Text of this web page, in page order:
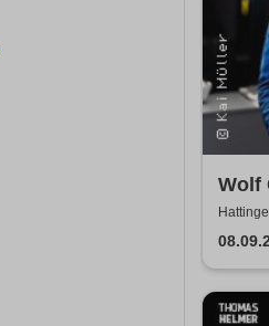
Wolf
DJ